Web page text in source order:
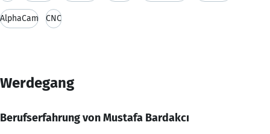
AlphaCam CNC
Werdegang
Berufserfahrung von Mustafa Bardakcı